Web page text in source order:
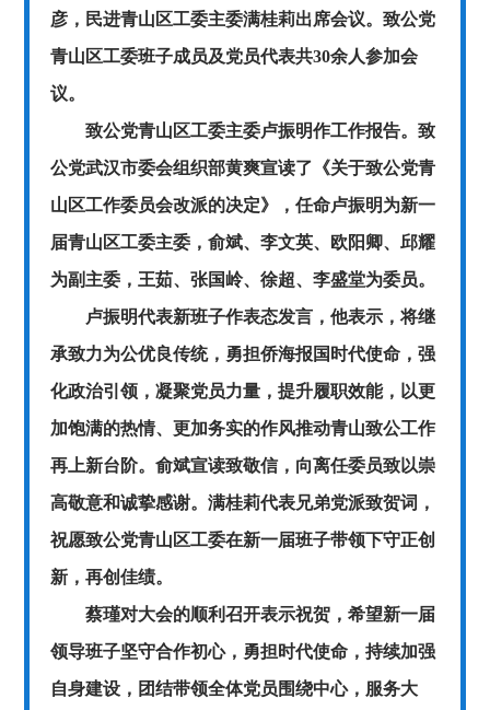
彦，民进青山区工委主委满桂莉出席会议。致公党
青山区工委班子成员及党员代表共30余人参加会
议。
致公党青山区工委主委卢振明作工作报告。致
公党武汉市委会组织部黄爽宣读了《关于致公党青
山区工作委员会改派的决定》，任命卢振明为新一
届青山区工委主委，俞斌、李文英、欧阳卿、邱耀
为副主委，王茹、张国岭、徐超、李盛堂为委员。
卢振明代表新班子作表态发言，他表示，将继
承致力为公优良传统，勇担侨海报国时代使命，强
化政治引领，凝聚党员力量，提升履职效能，以更
加饱满的热情、更加务实的作风推动青山致公工作
再上新台阶。俞斌宣读致敬信，向离任委员致以崇
高敬意和诚挚感谢。满桂莉代表兄弟党派致贺词，
祝愿致公党青山区工委在新一届班子带领下守正创
新，再创佳绩。
蔡瑾对大会的顺利召开表示祝贺，希望新一届
领导班子坚守合作初心，勇担时代使命，持续加强
自身建设，团结带领全体党员围绕中心，服务大